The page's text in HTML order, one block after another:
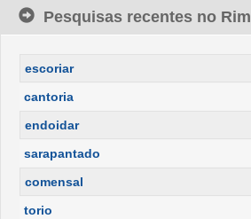
Pesquisas recentes no
escoriar
cantoria
endoidar
sarapantado
comensal
torio